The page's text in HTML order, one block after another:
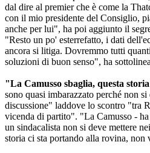
dal dire al premier che è come la
con il mio presidente del Consiglio,
anche per lui", ha poi aggiunto il
"Resto un po' esterrefatto, i dati
ancora si litiga. Dovremmo tutti
soluzioni di buon senso", ha
"La Camusso sbaglia, questa
sono quasi imbarazzato perché non
discussione" laddove lo scontro "tra
vicenda di partito". "La Camusso -
un sindacalista non si deve mettere
storia ci sta portando alla rovina, non